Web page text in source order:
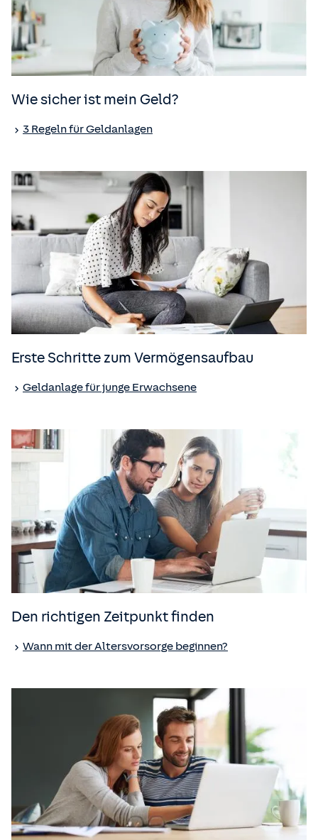
Wie sicher ist mein Geld?
3 Regeln für Geldanlagen
Erste Schritte zum Vermögensaufbau
Geldanlage für junge Erwachsene
Den richtigen Zeitpunkt finden
Wann mit der Altersvorsorge beginnen?